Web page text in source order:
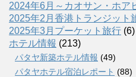
2024年6月～カオサン・ホア
2025年2月香港トランジット
2025年3月プーケット旅行 (6)
ホテル情報 (213)
パタヤ新築ホテル情報 (49)
パタヤホテル宿泊レポート (88)